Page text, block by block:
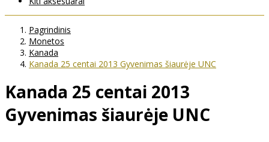
Pagrindinis
Monetos
Kanada
Kanada 25 centai 2013 Gyvenimas šiaurėje UNC
Kanada 25 centai 2013
Gyvenimas šiaurėje UNC